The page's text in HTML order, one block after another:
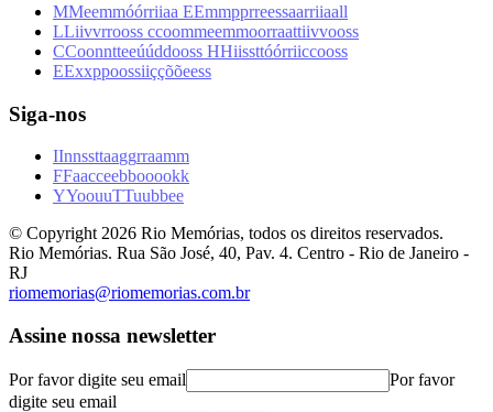
MMeemmóórriiaa EEmmpprreessaarriiaall
LLiivvrrooss ccoommeemmoorraattiivvooss
CCoonntteeúúddooss HHiissttóórriiccooss
EExxppoossiiççõõeess
Siga-nos
IInnssttaaggrraamm
FFaacceebbooookk
YYoouuTTuubbee
© Copyright 2026 Rio Memórias, todos os direitos reservados.
Rio Memórias. Rua São José, 40, Pav. 4. Centro - Rio de Janeiro -
RJ
riomemorias@riomemorias.com.br
Assine nossa newsletter
Por favor digite seu email
Por favor
digite seu email